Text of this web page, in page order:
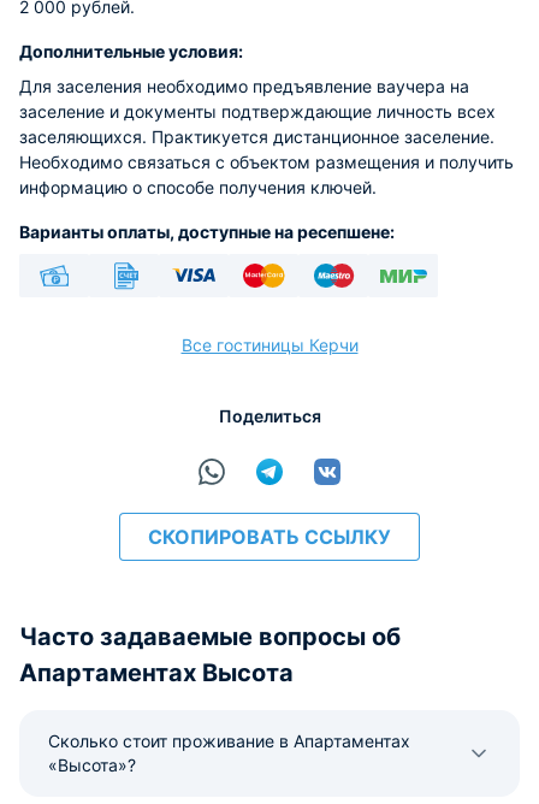
2 000 рублей.
Дополнительные условия:
Для заселения необходимо предъявление ваучера на
заселение и документы подтверждающие личность всех
заселяющихся. Практикуется дистанционное заселение.
Необходимо связаться с объектом размещения и получить
информацию о способе получения ключей.
Варианты оплаты, доступные на ресепшене:
Все гостиницы Керчи
Поделиться
СКОПИРОВАТЬ ССЫЛКУ
Часто задаваемые вопросы об
Апартаментах Высота
Сколько стоит проживание в Апартаментах
«Высота»?